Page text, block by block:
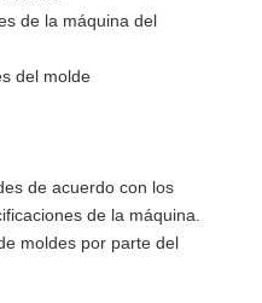
de la máquina del
del molde
de acuerdo con los
de la máquina.
moldes por parte del